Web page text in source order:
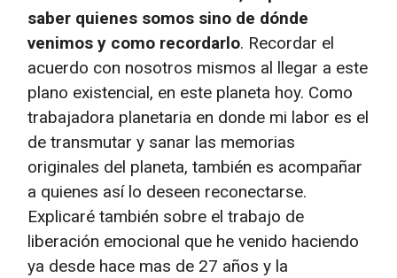
saber quienes somos sino de dónde
venimos y como recordarlo. Recordar el
acuerdo con nosotros mismos al llegar a este
plano existencial, en este planeta hoy. Como
trabajadora planetaria en donde mi labor es el
de transmutar y sanar las memorias
originales del planeta, también es acompañar
a quienes así lo deseen reconectarse.
Explicaré también sobre el trabajo de
liberación emocional que he venido haciendo
ya desde hace mas de 27 años y la